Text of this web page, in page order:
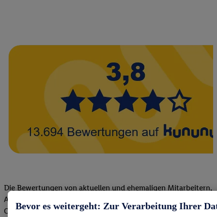
Die Bewertungen von aktuellen und ehemaligen Mitarbeitern,
Azubis und externen Bewerbern haben uns zu einer Top
Company gemacht. Wir freuen uns über unseren guten Score
Bevor es weitergeht: Zur Verarbeitung Ihrer